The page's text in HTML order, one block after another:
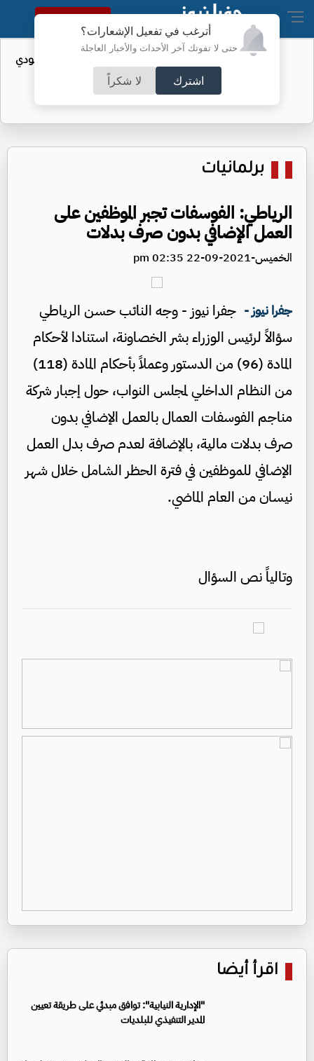
أترغب في تفعيل الإشعارات؟
حتى لا تفوتك آخر الأحداث والأخبار العاجلة
اشترك لا شكراً
النسخة الكاملة
واردات الولايات المتحدة من النفط السعودي
تهبط إلى الصفر
برلمانيات
الرياطي: الفوسفات تجبر الموظفين على
العمل الإضافي بدون صرف بدلات
الخميس-2021-09-22 02:35 pm
جفرا نيوز - جفرا نيوز - وجه النائب حسن الرياطي
سؤالاً لرئيس الوزراء بشر الخصاونة، استنادا لأحكام
المادة (96) من الدستور وعملاً بأحكام المادة (118)
من النظام الداخلي لمجلس النواب، حول إجبار شركة
مناجم الفوسفات العمال بالعمل الإضافي بدون
صرف بدلات مالية، بالإضافة لعدم صرف بدل العمل
الإضافي للموظفين في فترة الحظر الشامل خلال شهر
نيسان من العام الماضي.
وتالياً نص السؤال
اقرأ أيضا
"الإدارية النيابية": توافق مبدئي على طريقة تعيين
المدير التنفيذي للبلديات